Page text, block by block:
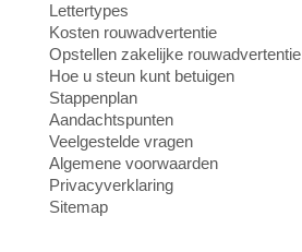
Lettertypes
Kosten rouwadvertentie
Opstellen zakelijke rouwadvertentie
Hoe u steun kunt betuigen
Stappenplan
Aandachtspunten
Veelgestelde vragen
Algemene voorwaarden
Privacyverklaring
Sitemap